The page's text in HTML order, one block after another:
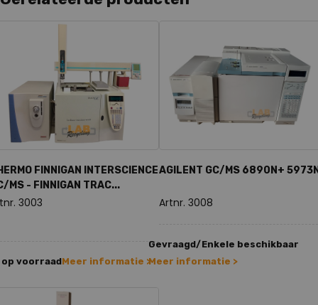
FINNIGAN INTERSCIENCE
MS - FINNIGAN TRAC...
3003
voorraadMeer informatie >
AGILENT GC/MS 6890N+
Artnr. 3008
Gevraagd/Enkele beschikbaar
Meer informatie >